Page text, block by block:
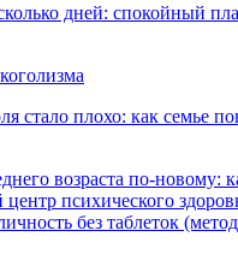
дней: спокойный
стало плохо: как семье